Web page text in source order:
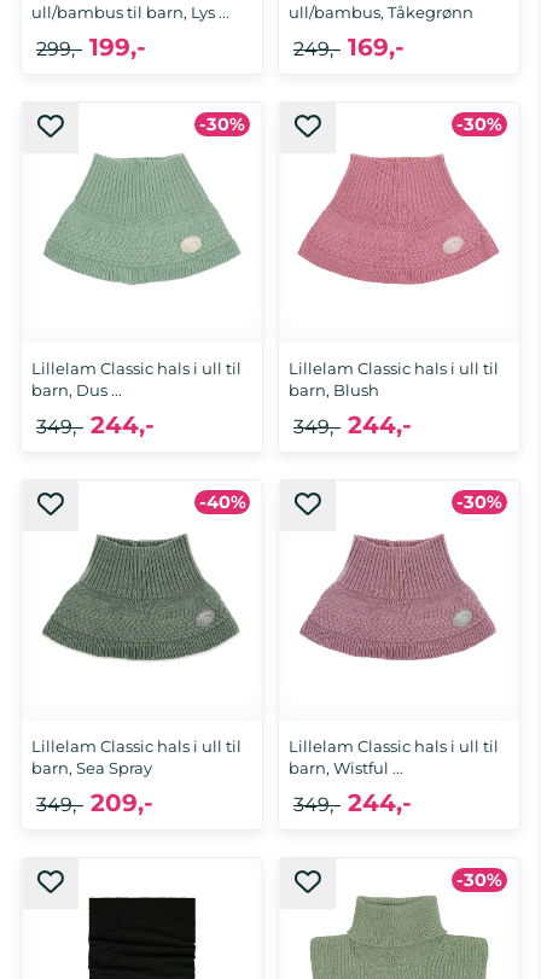
ull/bambus til barn, Lys ...
199,-
299,-
ull/bambus, Tåkegrønn
169,-
249,-
-30%
Lillelam Classic hals i ull til
barn, Dus ...
244,-
349,-
-30%
Lillelam Classic hals i ull til
barn, Blush
244,-
349,-
-40%
Lillelam Classic hals i ull til
barn, Sea Spray
209,-
349,-
-30%
Lillelam Classic hals i ull til
barn, Wistful ...
244,-
349,-
-30%